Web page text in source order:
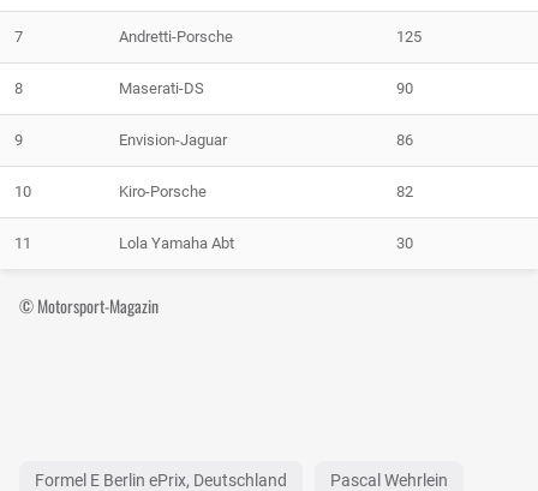
7 Andretti-Porsche 125
8 Maserati-DS 90
9 Envision-Jaguar 86
10 Kiro-Porsche 82
11 Lola Yamaha Abt 30
© Motorsport-Magazin
Formel E Berlin ePrix, Deutschland Pascal Wehrlein